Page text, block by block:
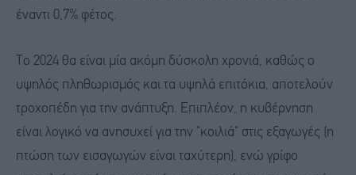
έναντι 0,7% φέτος.
Το 2024 θα είναι μία ακόμη δύσκολη χρονιά, καθώς ο
υψηλός πληθωρισμός και τα υψηλά επιτόκια, αποτελούν
τροχοπέδη για την ανάπτυξη. Επιπλέον, η κυβέρνηση
είναι λογικό να ανησυχεί για την "κοιλιά" στις εξαγωγές (η
πτώση των εισαγωγών είναι ταχύτερη), ενώ γρίφο